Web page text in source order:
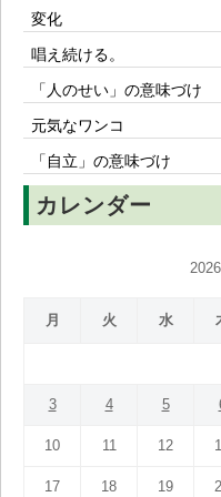
変化
唱え続ける。
「人のせい」の意味づけ
元気なワンコ
「自立」の意味づけ
カレンダー
月 火 水
3 4 5
10 11 12
17 18 19